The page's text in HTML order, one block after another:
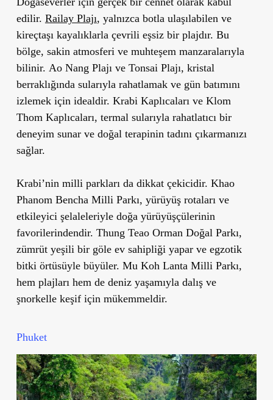
edilir. Railay Plajı, yalnızca botla ulaşılabilen ve
kireçtaşı kayalıklarla çevrili eşsiz bir plajdır. Bu
bölge, sakin atmosferi ve muhteşem manzaralarıyla
bilinir. Ao Nang Plajı ve Tonsai Plajı, kristal
berraklığında sularıyla rahatlamak ve gün batımını
izlemek için idealdir. Krabi Kaplıcaları ve Klom
Thom Kaplıcaları, termal sularıyla rahatlatıcı bir
deneyim sunar ve doğal terapinin tadını çıkarmanızı
sağlar.
Krabi’nin milli parkları da dikkat çekicidir. Khao
Phanom Bencha Milli Parkı, yürüyüş rotaları ve
etkileyici şelaleleriyle doğa yürüyüşçülerinin
favorilerindendir. Thung Teao Orman Doğal Parkı,
zümrüt yeşili bir göle ev sahipliği yapar ve egzotik
bitki örtüsüyle büyüler. Mu Koh Lanta Milli Parkı,
hem plajları hem de deniz yaşamıyla dalış ve
şnorkelle keşif için mükemmeldir.
Phuket